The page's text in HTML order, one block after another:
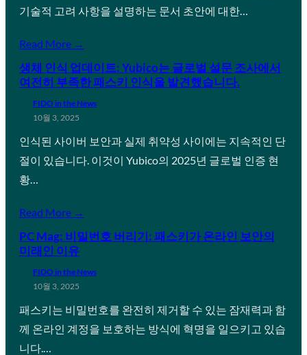
기술적 고려 사항을 설명하는 문서 초안에 대한…
Read More →
생체 인식 업데이트: Yubico는 글로벌 설문 조사에서
여전히 부족한 패스키 인식을 발견했습니다.
FIDO in the News
10월 3, 2025
인식된 사이버 보안과 실제 취약성 사이에는 지속적인 단
절이 있습니다. 이것이 Yubico의 2025년 글로벌 인증 현
황…
Read More →
PC Mag: 비밀번호 버리기: 패스키가 온라인 보안의
미래인 이유
FIDO in the News
10월 3, 2025
패스키는 비밀번호를 완전히 제거할 수 있는 잠재력과 함
께 온라인 계정을 보호하는 방식에 혁명을 일으키고 있습
니다.…